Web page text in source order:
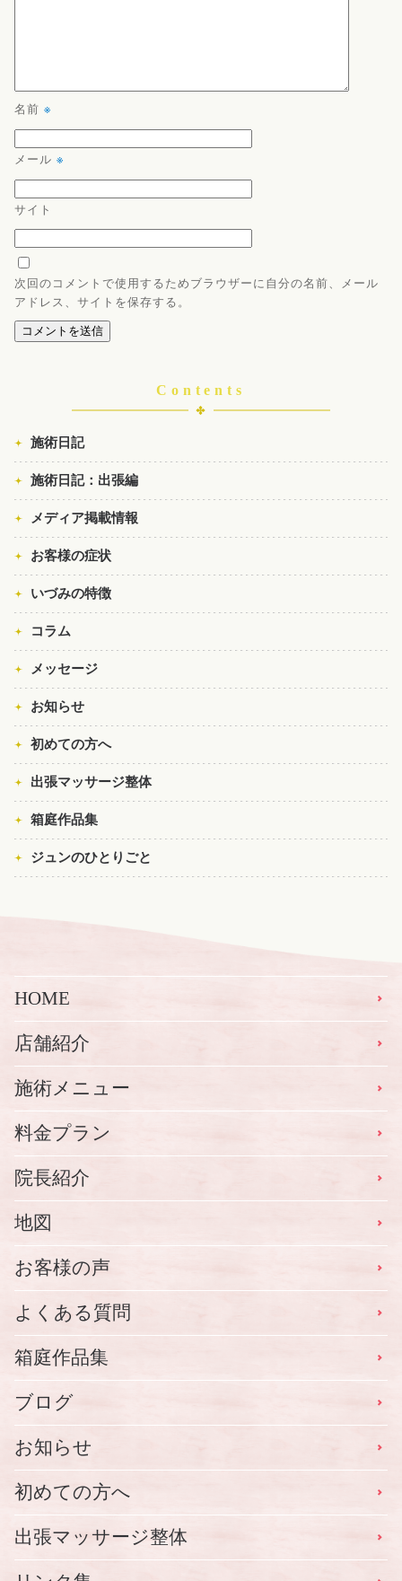
名前 ※
メール ※
サイト
次回のコメントで使用するためブラウザーに自分の名前、メール
アドレス、サイトを保存する。
Contents
施術日記
施術日記：出張編
メディア掲載情報
お客様の症状
いづみの特徴
コラム
メッセージ
お知らせ
初めての方へ
出張マッサージ整体
箱庭作品集
ジュンのひとりごと
HOME
店舗紹介
施術メニュー
料金プラン
院長紹介
地図
お客様の声
よくある質問
箱庭作品集
ブログ
お知らせ
初めての方へ
出張マッサージ整体